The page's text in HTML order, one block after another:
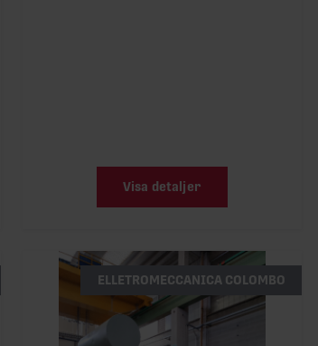
Visa detaljer
ELLETROMECCANICA COLOMBO